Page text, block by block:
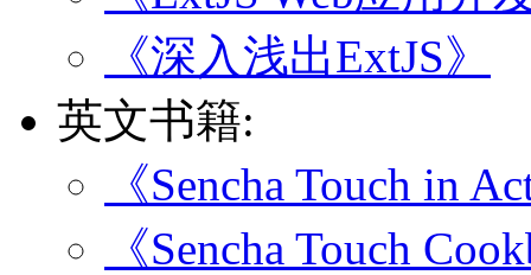
《深入浅出ExtJS》
英文书籍:
《Sencha Touch in
《Sencha Touch